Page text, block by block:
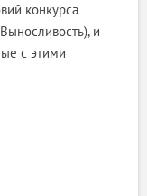
конкурса
и
с этими